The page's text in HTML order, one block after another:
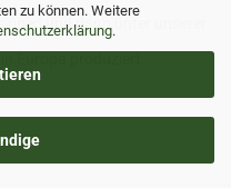
zu können. Weitere
.
und dann unter unserer
Europa produziert